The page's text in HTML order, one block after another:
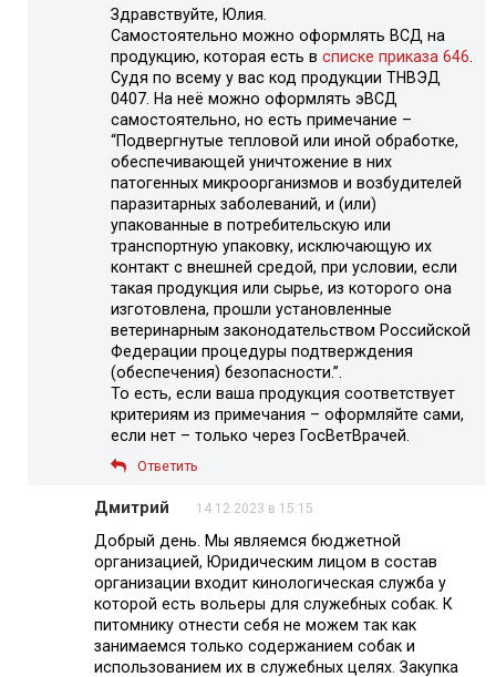
Здравствуйте, Юлия.
Самостоятельно можно оформлять ВСД на
продукцию, которая есть в списке приказа 646
Судя по всему у вас код продукции ТНВЭД
0407. На неё можно оформлять эВСД
самостоятельно, но есть примечание –
“Подвергнутые тепловой или иной обработке,
обеспечивающей уничтожение в них
патогенных микроорганизмов и возбудителей
паразитарных заболеваний, и (или)
упакованные в потребительскую или
транспортную упаковку, исключающую их
контакт с внешней средой, при условии, если
такая продукция или сырье, из которого она
изготовлена, прошли установленные
ветеринарным законодательством Российской
Федерации процедуры подтверждения
(обеспечения) безопасности.”.
То есть, если ваша продукция соответствует
критериям из примечания – оформляйте сами,
если нет – только через ГосВетВрачей.
Ответить
Дмитрий 14.12.2023 в 15:15
Добрый день. Мы являемся бюджетной
организацией, Юридическим лицом в состав
организации входит кинологическая служба у
которой есть вольеры для служебных собак. К
питомнику отнести себя не можем так как
занимаемся только содержанием собак и
использованием их в служебных целях. Закупка